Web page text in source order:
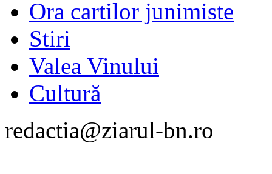
Ora cartilor junimiste
Stiri
Valea Vinului
Cultură
redactia@ziarul-bn.ro